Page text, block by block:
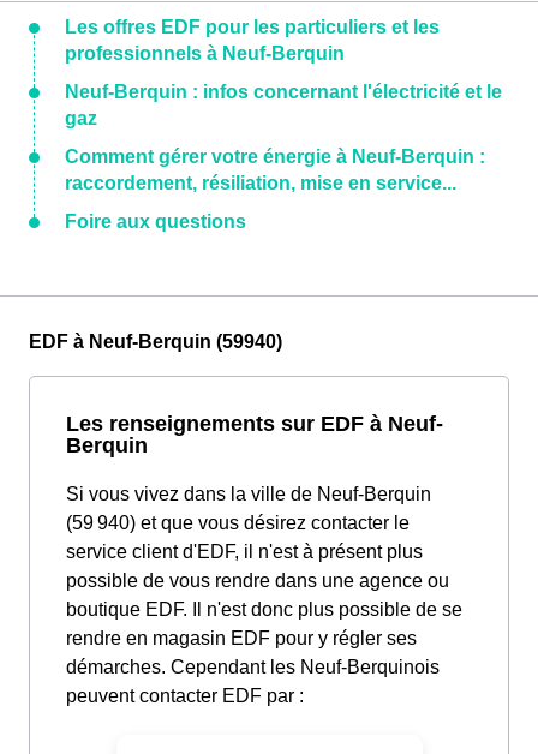
Les offres EDF pour les particuliers et les
professionnels à Neuf-Berquin
Neuf-Berquin : infos concernant l'électricité et le
gaz
Comment gérer votre énergie à Neuf-Berquin :
raccordement, résiliation, mise en service...
Foire aux questions
EDF à Neuf-Berquin (59940)
Les renseignements sur EDF à Neuf-
Berquin
Si vous vivez dans la ville de Neuf-Berquin
(59 940) et que vous désirez contacter le
service client d'EDF, il n'est à présent plus
possible de vous rendre dans une agence ou
boutique EDF. Il n'est donc plus possible de se
rendre en magasin EDF pour y régler ses
démarches. Cependant les Neuf-Berquinois
peuvent contacter EDF par :